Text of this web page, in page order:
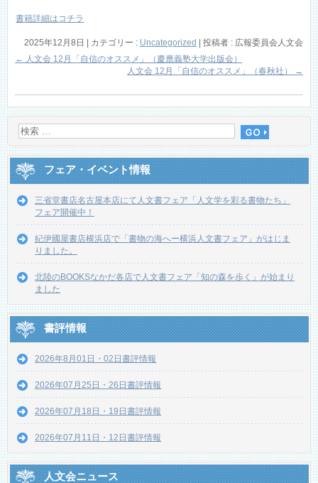
書籍詳細はコチラ
2025年12月8日 カテゴリー : Uncategorized
投稿者 : 広報委員会人文会
← 人文会 12月「自信のオススメ」（慶應義塾大学出版会）
人文会 12月「自信のオススメ」（春秋社）
→
フェア・イベント情報
三省堂書店名古屋本店にて人文書フェア「人文学を彩る書物たち」
フェア開催中！
紀伊國屋書店横浜店で「書物の海へー横浜人文書フェア」がはじま
りました。
北陸のBOOKSなかだ各店で人文書フェア「知の森を歩く」が始まり
ました
書評情報
2026年8月01日・02日書評情報
2026年07月25日・26日書評情報
2026年07月18日・19日書評情報
2026年07月11日・12日書評情報
人文会ニュース